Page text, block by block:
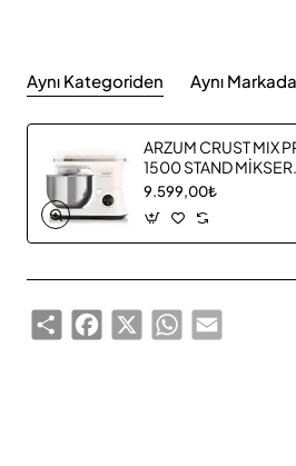
Aynı Kategoriden Aynı
ARZUM CRUST MIX
1500 STAND MİKSER
AR1186 02
9.599,00₺
ShareFacebook
X WhatsApp
Email